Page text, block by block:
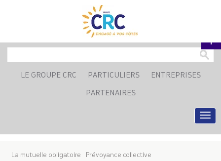
LE GROUPE CRC PARTICULIERS ENTREPRISES
PARTENAIRES
La mutuelle obligatoire Prévoyance collective